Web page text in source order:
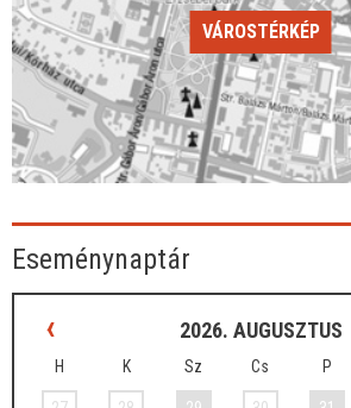
VÁROSTÉRKÉP
Eseménynaptár
‹ 2026. AUGUSZTUS
H K Sz Cs P